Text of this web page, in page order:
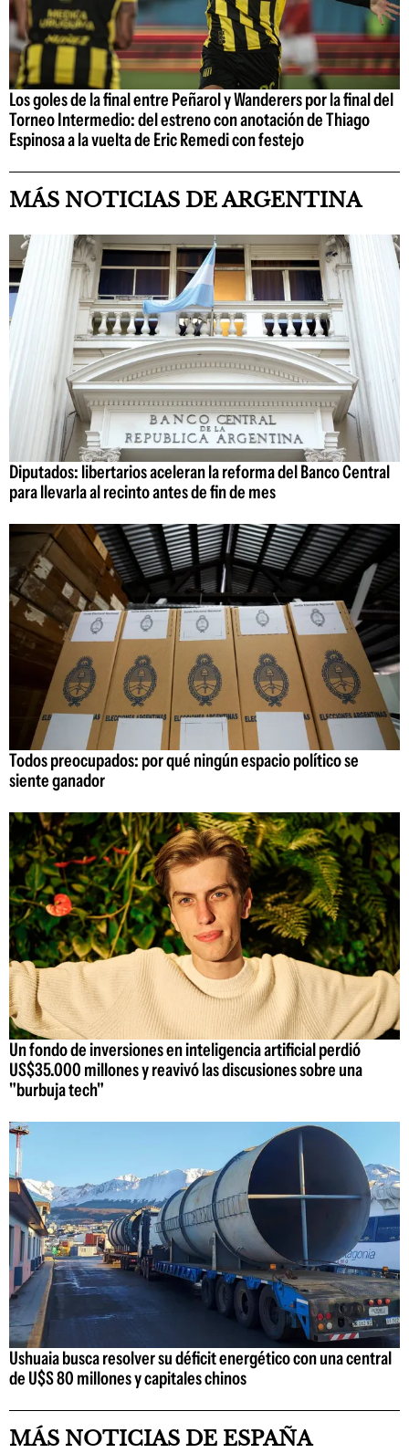
Los goles de la final entre Peñarol y Wanderers por la final del
Torneo Intermedio: del estreno con anotación de Thiago
Espinosa a la vuelta de Eric Remedi con festejo
MÁS NOTICIAS DE ARGENTINA
Diputados: libertarios aceleran la reforma del Banco Central
para llevarla al recinto antes de fin de mes
Todos preocupados: por qué ningún espacio político se
siente ganador
Un fondo de inversiones en inteligencia artificial perdió
US$35.000 millones y reavivó las discusiones sobre una
"burbuja tech"
Ushuaia busca resolver su déficit energético con una central
de U$S 80 millones y capitales chinos
MÁS NOTICIAS DE ESPAÑA